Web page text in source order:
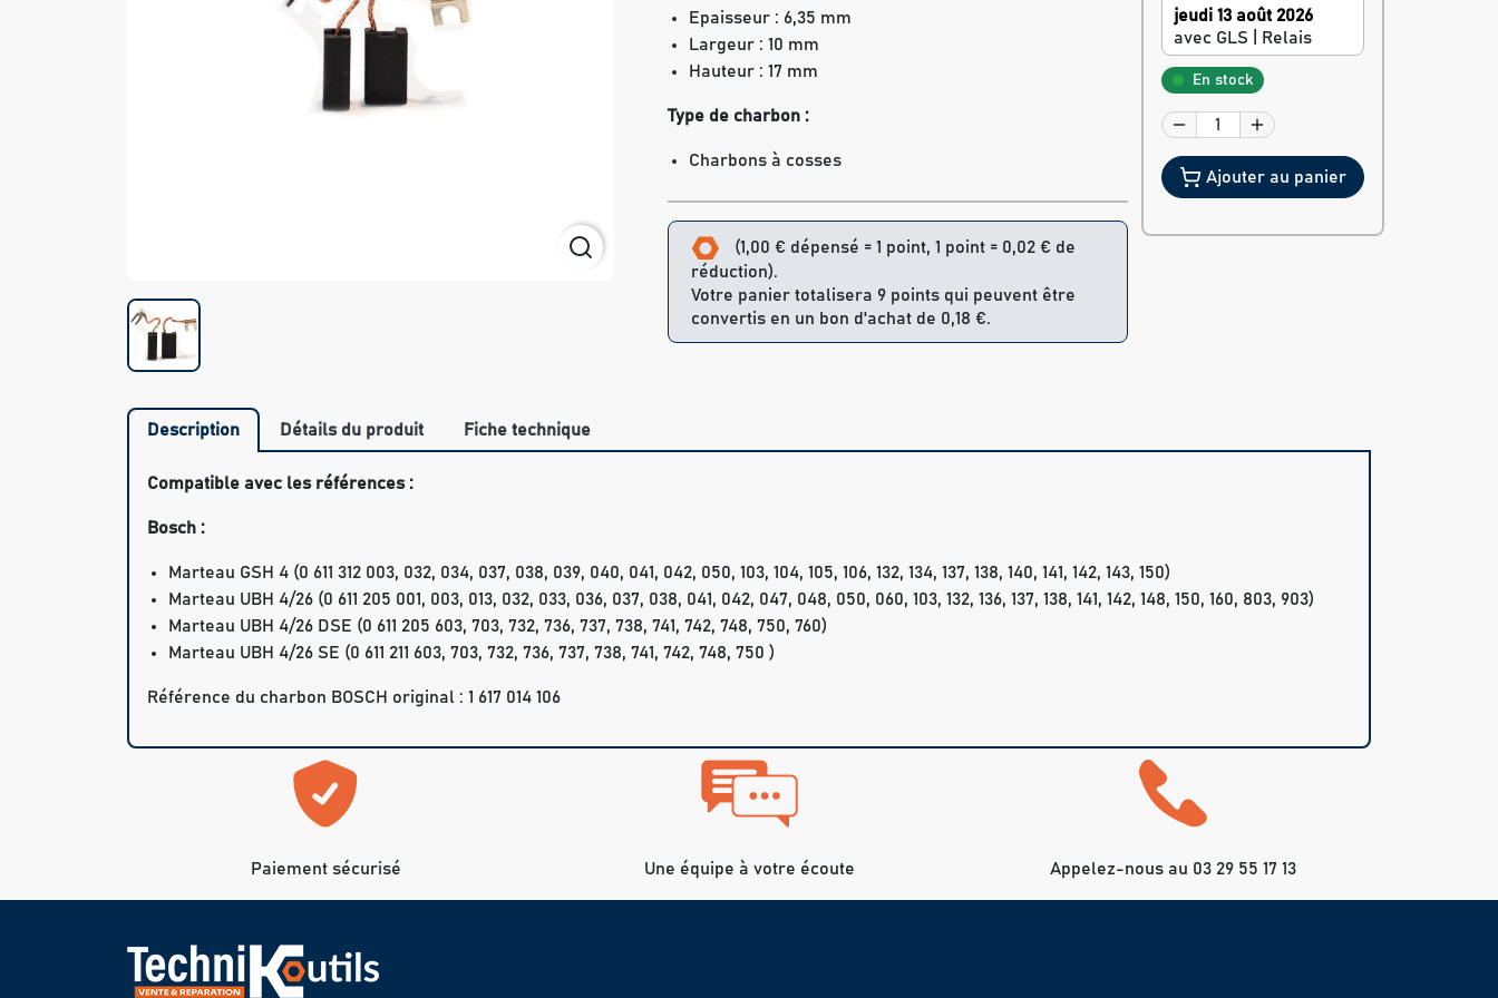
Epaisseur : 6,35 mm
Largeur : 10 mm
Hauteur : 17 mm
Type de charbon :
Charbons à cosses
(1,00 € dépensé = 1 point, 1 point = 0,02 € de
réduction).
Votre panier totalisera 9 points qui peuvent être
convertis en un bon d'achat de 0,18 €.
jeudi 13 août 2026
avec GLS | Relais
En stock
Ajouter au panier
Description Détails du produit Fiche technique
Compatible avec les références :
Bosch :
Marteau GSH 4 (0 611 312 003, 032, 034, 037, 038, 039, 040, 041, 042, 050, 103, 104, 105, 106, 132, 134, 137, 138, 140, 141, 142, 143, 150)
Marteau UBH 4/26 (0 611 205 001, 003, 013, 032, 033, 036, 037, 038, 041, 042, 047, 048, 050, 060, 103, 132, 136, 137, 138, 141, 142, 148, 150, 160, 803, 903)
Marteau UBH 4/26 DSE (0 611 205 603, 703, 732, 736, 737, 738, 741, 742, 748, 750, 760)
Marteau UBH 4/26 SE (0 611 211 603, 703, 732, 736, 737, 738, 741, 742, 748, 750 )
Référence du charbon BOSCH original : 1 617 014 106
Paiement sécurisé Une équipe à votre écoute Appelez-nous au 03 29 55 17 13